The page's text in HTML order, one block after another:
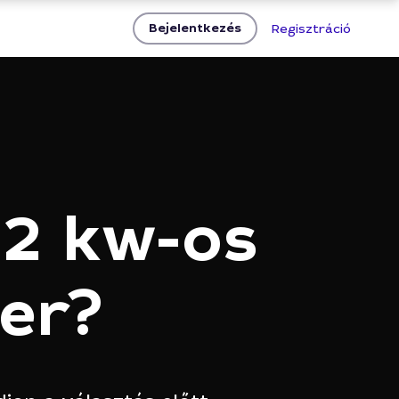
Bejelentkezés Regisztráció
kw-os